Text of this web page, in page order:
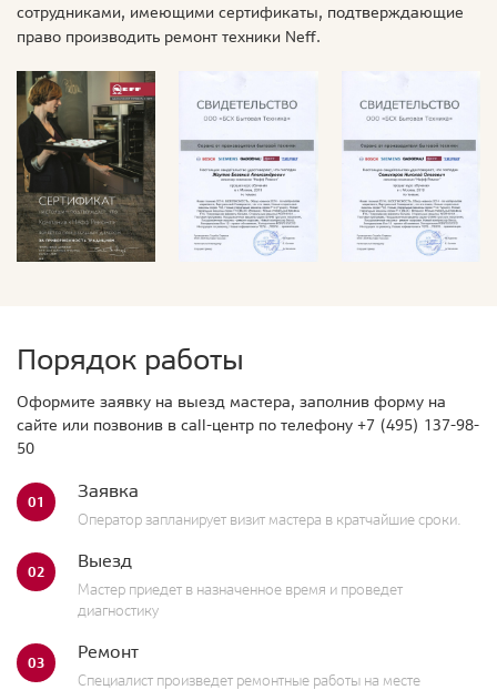
сотрудниками, имеющими сертификаты, подтверждающие
право производить ремонт техники Neff.
Порядок работы
Оформите заявку на выезд мастера, заполнив форму на
сайте или позвонив в call-центр по телефону +7 (495) 137-98-
50
01 Заявка
Оператор запланирует визит мастера в кратчайшие сроки.
02 Выезд
Мастер приедет в назначенное время и проведет
диагностику
03 Ремонт
Специалист произведет ремонтные работы на месте